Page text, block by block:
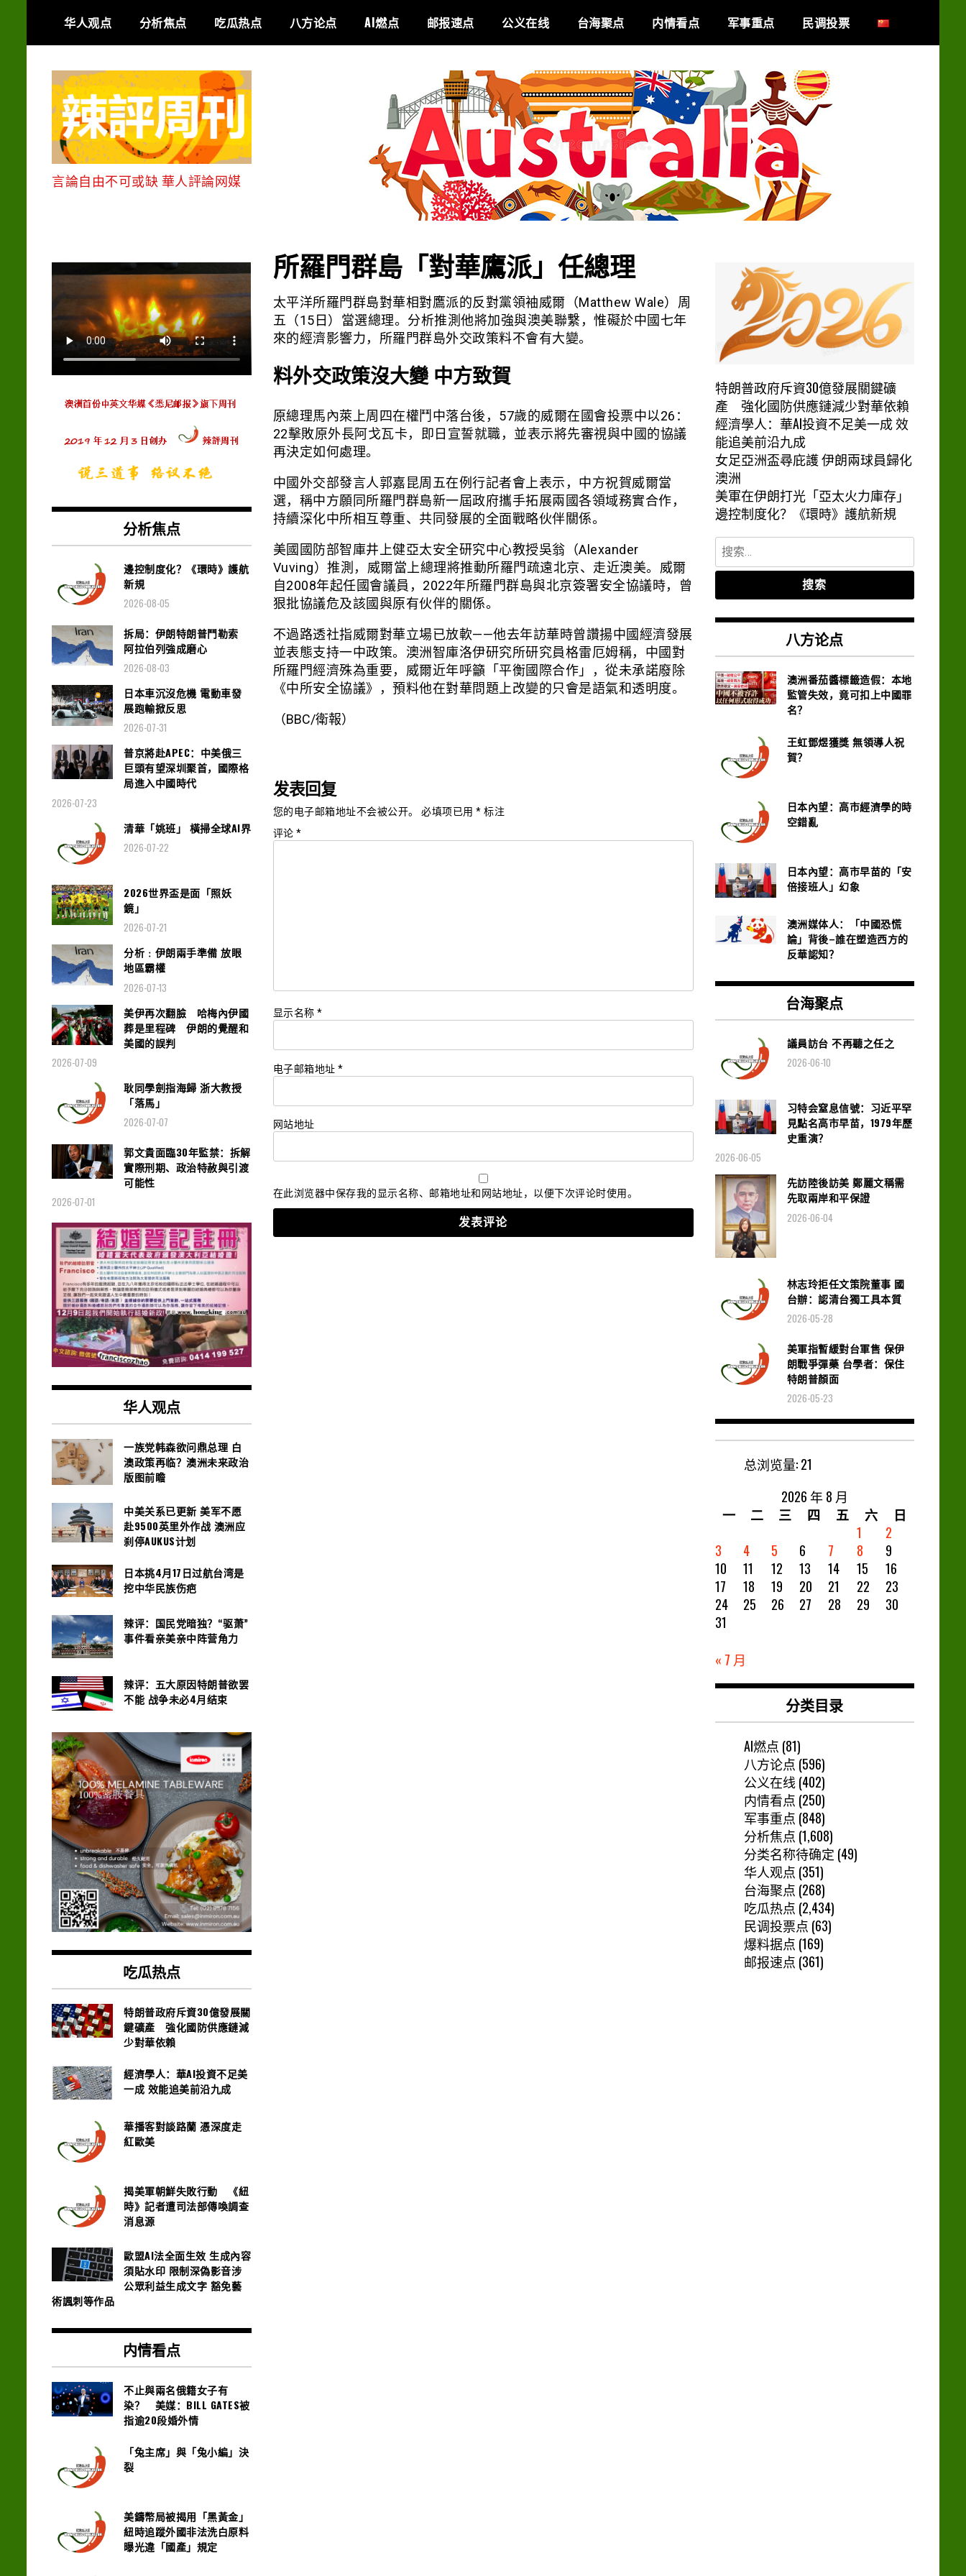
content
华人观点 分析焦点 吃瓜热点 八方论点 AI燃点 邮报速点 公义在线 台海聚点 内情看点 军事重点 民调投票
言論自由不可或缺 華人評論网媒
所羅門群島「對華鷹派」任總理
太平洋所羅門群島對華相對鷹派的反對黨領袖威爾（Matthew Wale）周
五（15日）當選總理。分析推測他將加強與澳美聯繫，惟礙於中國七年
來的經濟影響力，所羅門群島外交政策料不會有大變。
料外交政策沒大變 中方致賀
原總理馬內萊上周四在權鬥中落台後，57歲的威爾在國會投票中以26：
22擊敗原外長阿戈瓦卡，即日宣誓就職，並表示將先審視與中國的協議
再決定如何處理。
中國外交部發言人郭嘉昆周五在例行記者會上表示，中方祝賀威爾當
選，稱中方願同所羅門群島新一屆政府攜手拓展兩國各領域務實合作，
持續深化中所相互尊重、共同發展的全面戰略伙伴關係。
美國國防部智庫井上健亞太安全研究中心教授吳翁（Alexander
Vuving）推測，威爾當上總理將推動所羅門疏遠北京、走近澳美。威爾
自2008年起任國會議員，2022年所羅門群島與北京簽署安全協議時，曾
狠批協議危及該國與原有伙伴的關係。
不過路透社指威爾對華立場已放軟——他去年訪華時曾讚揚中國經濟發展
並表態支持一中政策。澳洲智庫洛伊研究所研究員格雷厄姆稱，中國對
所羅門經濟殊為重要，威爾近年呼籲「平衡國際合作」，從未承諾廢除
《中所安全協議》，預料他在對華問題上改變的只會是語氣和透明度。
（BBC/衛報）
发表回复
您的电子邮箱地址不会被公开。 必填项已用 * 标注
评论 *
显示名称 *
电子邮箱地址 *
网站地址
在此浏览器中保存我的显示名称、邮箱地址和网站地址，以便下次评论时使用。
分析焦点
邊控制度化？《環時》護航
新規
2026-08-05
拆局：伊朗特朗普鬥勒索
阿拉伯列強成磨心
2026-08-03
日本車沉沒危機 電動車發
展跑輸掀反思
2026-07-31
普京將赴APEC：中美俄三
巨頭有望深圳聚首，國際格
局進入中國時代
2026-07-23
清華「姚班」 橫掃全球AI界
2026-07-22
2026世界盃是面「照妖
鏡」
2026-07-21
分析﹕伊朗兩手準備 放眼
地區霸權
2026-07-13
美伊再次翻臉 哈梅內伊國
葬是里程碑 伊朗的覺醒和
美國的誤判
2026-07-09
耿同學劍指海歸 浙大教授
「落馬」
2026-07-07
郭文貴面臨30年監禁：拆解
實際刑期、政治特赦與引渡
可能性
2026-07-01
华人观点
一族党韩森欲问鼎总理 白
澳政策再临？澳洲未来政治
版图前瞻
中美关系已更新 美军不愿
赴9500英里外作战 澳洲应
刹停AUKUS计划
日本挑4月17日过航台湾是
挖中华民族伤疤
辣评：国民党暗独？“驱萧”
事件看亲美亲中阵营角力
辣评：五大原因特朗普欲罢
不能 战争未必4月结束
吃瓜热点
特朗普政府斥資30億發展關
鍵礦產 強化國防供應鏈減
少對華依賴
經濟學人：華AI投資不足美
一成 效能追美前沿九成
華播客對談路蘭 憑深度走
紅歐美
揭美軍朝鮮失敗行動 《紐
時》記者遭司法部傳喚調查
消息源
歐盟AI法全面生效 生成內容
須貼水印 限制深偽影音涉
公眾利益生成文字 豁免藝
術諷刺等作品
内情看点
不止與兩名俄籍女子有
染？ 美媒：BILL GATES被
指逾20段婚外情
「兔主席」與「兔小編」決
裂
美鑄幣局被揭用「黑黃金」
紐時追蹤外國非法洗白原料
曝光違「國產」規定
特朗普政府斥資30億發展關鍵礦
產 強化國防供應鏈減少對華依賴
經濟學人：華AI投資不足美一成 效
能追美前沿九成
女足亞洲盃尋庇護 伊朗兩球員歸化
澳洲
美軍在伊朗打光「亞太火力庫存」
邊控制度化？《環時》護航新規
搜
索：
八方论点
澳洲番茄醬標籤造假：本地
監管失效，竟可扣上中國罪
名？
王虹鄧煜獲獎 無領導人祝
賀？
日本內望：高市經濟學的時
空錯亂
日本內望：高市早苗的「安
倍接班人」幻象
澳洲媒体人：「中國恐慌
論」背後–誰在塑造西方的
反華認知？
台海聚点
議員訪台 不再聽之任之
2026-06-10
习特会窒息信號：习近平罕
見點名高市早苗，1979年歷
史重演？
2026-06-05
先訪陸後訪美 鄭麗文稱需
先取兩岸和平保證
2026-06-04
林志玲拒任文策院董事 國
台辦：認清台獨工具本質
2026-05-28
美軍指暫緩對台軍售 保伊
朗戰爭彈藥 台學者：保住
特朗普顏面
2026-05-23
总浏览量:21
2026 年 8 月
一
二 三 四 五 六
日
1
2
3
4 5 6 7 8
9
10
11 12 13 14 15
16
17
18 19 20 21 22
23
24
25 26 27 28 29
30
31
« 7 月
分类目录
AI燃点 (81)
八方论点 (596)
公义在线(402)
内情看点 (250)
军事重点 (848)
分析焦点 (1,608)
分类名称待确定 (49)
华人观点 (351)
台海聚点 (268)
吃瓜热点 (2,434)
民调投票点 (63)
爆料据点 (169)
邮报速点 (361)